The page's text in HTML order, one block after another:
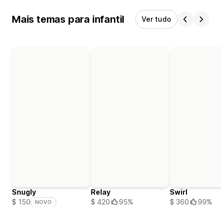
Mais temas para infantil Ver tudo
Snugly
$ 150
NOVO
Relay
$ 420
95%
Swirl
$ 360
99%